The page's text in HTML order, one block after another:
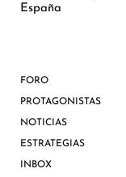
España
FORO
PROTAGONISTAS
NOTICIAS
ESTRATEGIAS
INBOX